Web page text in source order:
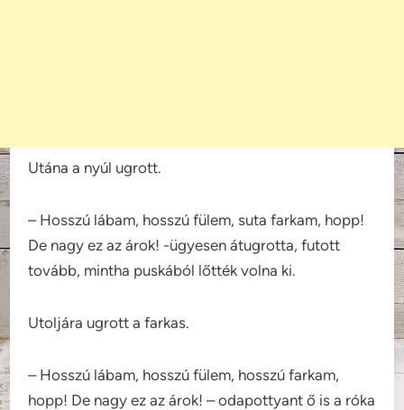
Utána a nyúl ugrott.
– Hosszú lábam, hosszú fülem, suta farkam, hopp!
De nagy ez az árok! -ügyesen átugrotta, futott
tovább, mintha puskából lőtték volna ki.
Utoljára ugrott a farkas.
– Hosszú lábam, hosszú fülem, hosszú farkam,
hopp! De nagy ez az árok! – odapottyant ő is a róka